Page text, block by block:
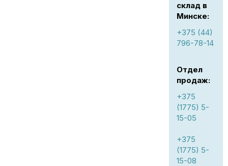
склад в
Минске:
+375 (44)
796-78-14
Отдел
продаж:
+375
(1775) 5-
15-05
+375
(1775) 5-
15-08